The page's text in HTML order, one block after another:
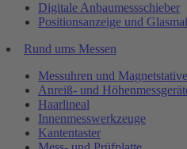
Digitale Anbaumessschieber
Positionsanzeige und
Rund ums Messen
Messuhren und Magnetstative
Anreiß- und
Haarlineal
Innenmesswerkzeuge
Kantentaster